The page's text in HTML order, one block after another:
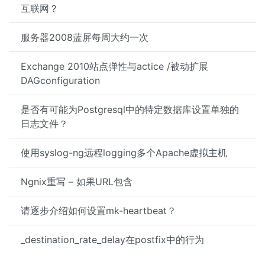
互联网？
服务器2008蓝屏每周大约一次
Exchange 2010站点弹性与actice /被动扩展
DAGconfiguration
是否有可能为Postgresql中的特定数据库设置单独的
日志文件？
使用syslog-ng远程logging多个Apache虚拟主机
Ngnix重写 – 如果URL包含
请逐步介绍如何设置mk-heartbeat？
_destination_rate_delay在postfix中的行为